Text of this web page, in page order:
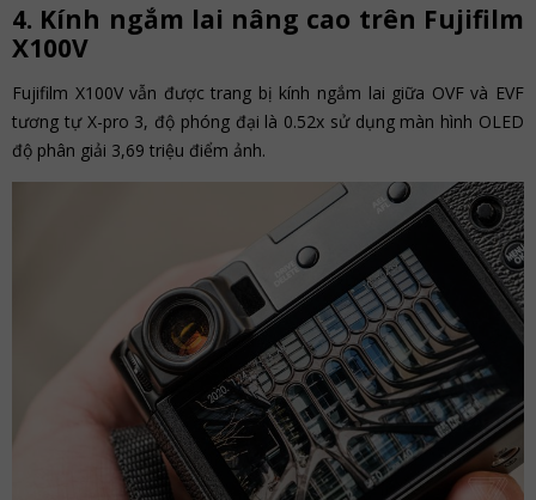
4. Kính ngắm lai nâng cao trên Fujifilm
X100V
Fujifilm X100V vẫn được trang bị kính ngắm lai giữa OVF và EVF
tương tự X-pro 3, độ phóng đại là 0.52x sử dụng màn hình OLED
độ phân giải 3,69 triệu điểm ảnh.